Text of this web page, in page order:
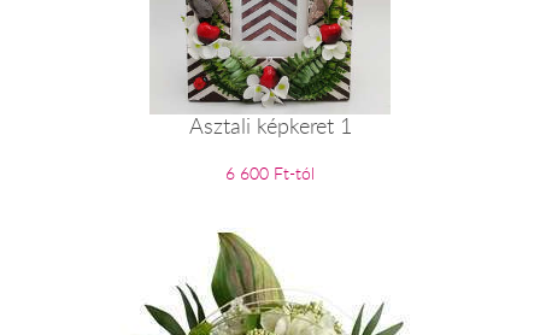
Asztali képkeret 1
6 600 Ft-tól